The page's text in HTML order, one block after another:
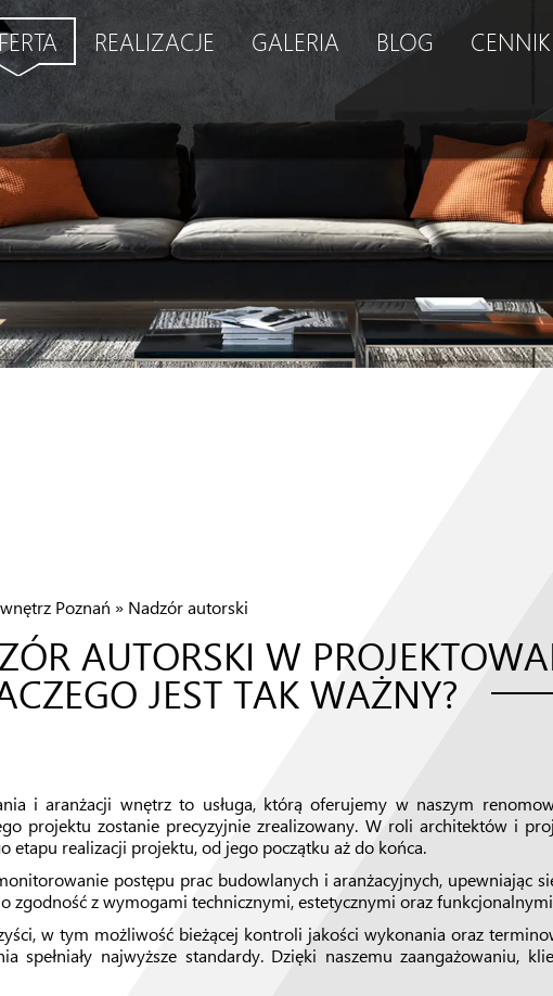
REALIZACJE GALERIA BLOG CENNIK
Poznań » Nadzór autorski
AUTORSKI W
JEST TAK WAŻNY?
i aranżacji wnętrz to usługa, którą oferujemy w naszym
projektu zostanie precyzyjnie zrealizowany. W roli architektów i
etapu realizacji projektu, od jego początku aż do końca.
postępu prac budowlanych i aranżacyjnych, upewniając
zgodność z wymogami technicznymi, estetycznymi oraz
w tym możliwość bieżącej kontroli jakości wykonania oraz
spełniały najwyższe standardy. Dzięki naszemu zaangażowaniu,